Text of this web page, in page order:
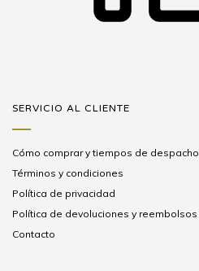
SERVICIO AL CLIENTE
Cómo comprar y tiempos de despacho
Términos y condiciones
Política de privacidad
Política de devoluciones y reembolsos
Contacto